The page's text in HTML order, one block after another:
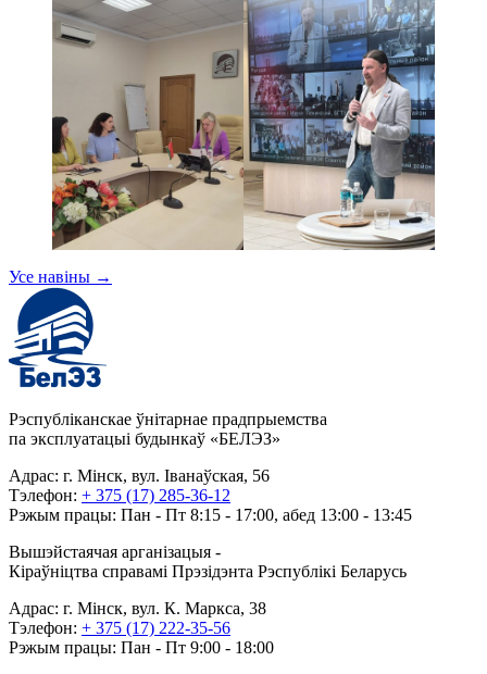
Усе навіны →
Рэспубліканскае ўнітарнае прадпрыемства
па эксплуатацыі будынкаў «БЕЛЭЗ»
Адрас: г. Мінск, вул. Іванаўская, 56
Тэлефон: + 375 (17) 285-36-12
Рэжым працы: Пан - Пт 8:15 - 17:00, абед 13:00 - 13:45
Вышэйстаячая арганізацыя -
Кіраўніцтва справамі Прэзідэнта Рэспублікі Беларусь
Адрас: г. Мінск, вул. К. Маркса, 38
Тэлефон: + 375 (17) 222-35-56
Рэжым працы: Пан - Пт 9:00 - 18:00